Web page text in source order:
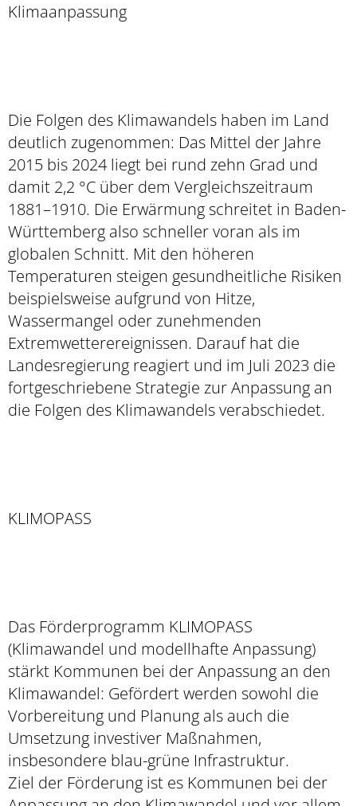
Klimaanpassung
Die Folgen des Klimawandels haben im Land
deutlich zugenommen: Das Mittel der Jahre
2015 bis 2024 liegt bei rund zehn Grad und
damit 2,2 °C über dem Vergleichszeitraum
1881–1910. Die Erwärmung schreitet in Baden-
Württemberg also schneller voran als im
globalen Schnitt. Mit den höheren
Temperaturen steigen gesundheitliche Risiken
beispielsweise aufgrund von Hitze,
Wassermangel oder zunehmenden
Extremwetterereignissen. Darauf hat die
Landesregierung reagiert und im Juli 2023 die
fortgeschriebene Strategie zur Anpassung an
die Folgen des Klimawandels verabschiedet.
KLIMOPASS
Das Förderprogramm KLIMOPASS
(Klimawandel und modellhafte Anpassung)
stärkt Kommunen bei der Anpassung an den
Klimawandel: Gefördert werden sowohl die
Vorbereitung und Planung als auch die
Umsetzung investiver Maßnahmen,
insbesondere blau-grüne Infrastruktur.
Ziel der Förderung ist es Kommunen bei der